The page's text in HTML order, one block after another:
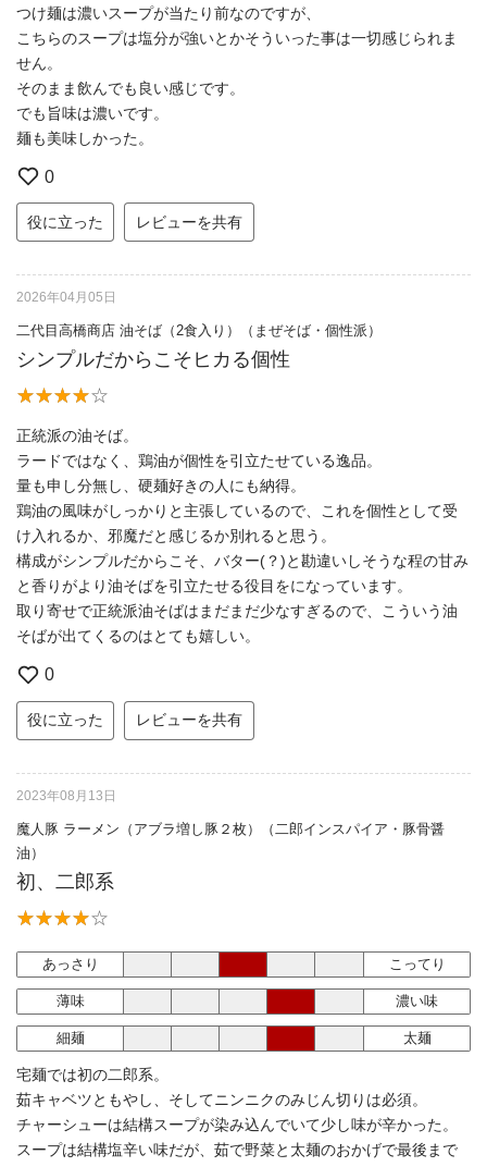
つけ麺は濃いスープが当たり前なのですが、
こちらのスープは塩分が強いとかそういった事は一切感じられま
せん。
そのまま飲んでも良い感じです。
でも旨味は濃いです。
麺も美味しかった。
0
役に立った レビューを共有
2026年04月05日
二代目高橋商店 油そば（2食入り）（まぜそば・個性派）
シンプルだからこそヒカる個性
正統派の油そば。
ラードではなく、鶏油が個性を引立たせている逸品。
量も申し分無し、硬麺好きの人にも納得。
鶏油の風味がしっかりと主張しているので、これを個性として受
け入れるか、邪魔だと感じるか別れると思う。
構成がシンプルだからこそ、バター(？)と勘違いしそうな程の甘み
と香りがより油そばを引立たせる役目をになっています。
取り寄せで正統派油そばはまだまだ少なすぎるので、こういう油
そばが出てくるのはとても嬉しい。
0
役に立った レビューを共有
2023年08月13日
魔人豚 ラーメン（アブラ増し豚２枚）（二郎インスパイア・豚骨醤
油）
初、二郎系
あっさり こってり
薄味 濃い味
細麺 太麺
宅麺では初の二郎系。
茹キャベツともやし、そしてニンニクのみじん切りは必須。
チャーシューは結構スープが染み込んでいて少し味が辛かった。
スープは結構塩辛い味だが、茹で野菜と太麺のおかげで最後まで